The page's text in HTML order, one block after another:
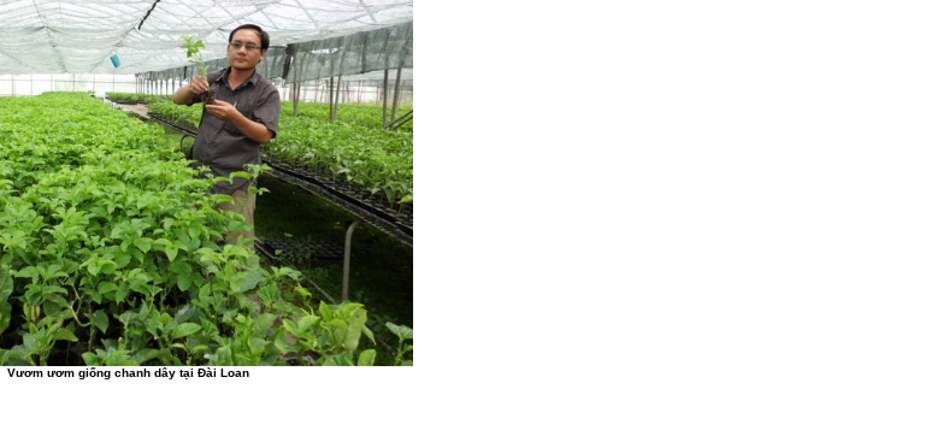
Vươm ươm giống chanh dây tại Đài Loan